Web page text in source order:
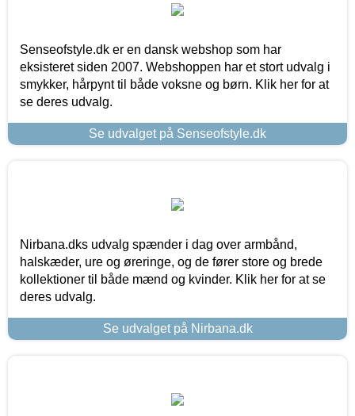
Senseofstyle.dk er en dansk webshop som har
eksisteret siden 2007. Webshoppen har et stort udvalg i
smykker, hårpynt til både voksne og børn. Klik her for at
se deres udvalg.
Se udvalget på Senseofstyle.dk
Nirbana.dks udvalg spænder i dag over armbånd,
halskæder, ure og øreringe, og de fører store og brede
kollektioner til både mænd og kvinder. Klik her for at se
deres udvalg.
Se udvalget på Nirbana.dk